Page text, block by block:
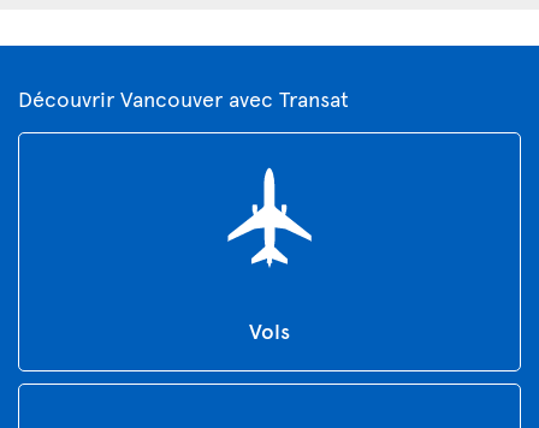
Découvrir Vancouver avec Transat
Vols